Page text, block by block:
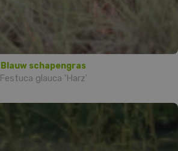
Blauw schapengras
Festuca glauca 'Harz'